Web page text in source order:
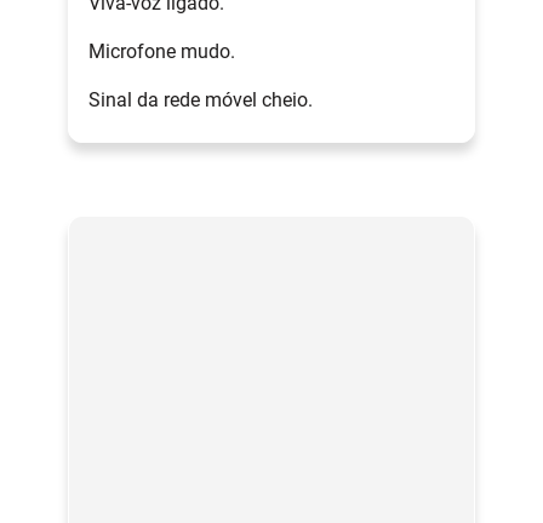
Microfone mudo.
Sinal da rede móvel cheio.